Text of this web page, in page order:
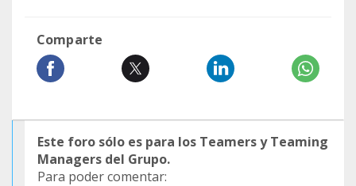
Comparte
Este foro sólo es para los Teamers y Teaming
Managers del Grupo.
Para poder comentar: